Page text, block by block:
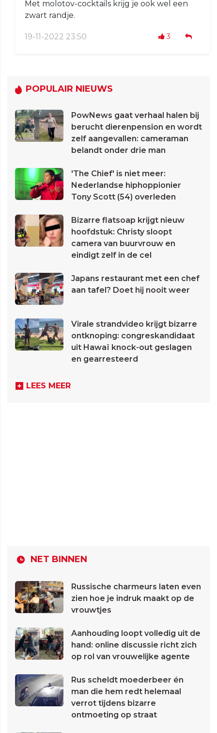
Met molotov-cocktails krijg je ook wel een
zwart randje.
19-11-2022 23:50 3
POPULAIR NIEUWS
PowNews gaat verhaal halen bij
berucht dierenpension en wordt
zelf aangevallen: cameraman
belandt onder drie man
'The Chief' is niet meer:
Nederlandse hiphoppionier
Tony Scott (54) overleden
Bizarre flatsoap krijgt nieuw
hoofdstuk: Christy sloopt
camera van buurvrouw en
eindigt zelf in de cel
Japans restaurant met een chef
aan tafel? Doet hij nooit weer
Virale strandvideo krijgt bizarre
ontknoping: congreskandidaat
uit Hawaï knock-out geslagen
en gearresteerd
LEES MEER
NET BINNEN
Russische charmeurs laten even
zien hoe je indruk maakt op de
vrouwtjes
Aanhouding loopt volledig uit de
hand: online discussie richt zich
op rol van vrouwelijke agente
Rus scheldt moederbeer én
man die hem redt helemaal
verrot tijdens bizarre
ontmoeting op straat